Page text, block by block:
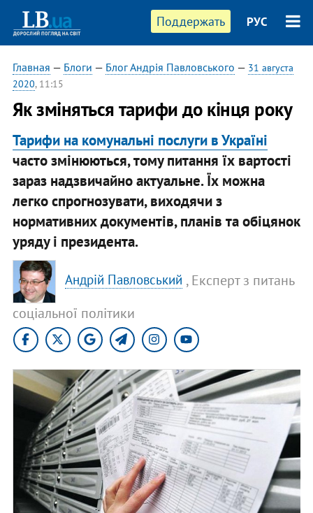
Поддержать РУС
Главная — Блоги — Блог Андрія Павловського — 31 августа
2020, 11:15
Як зміняться тарифи до кінця року
Тарифи на комунальні послуги в Україні
часто змінюються, тому питання їх вартості
зараз надзвичайно актуальне. Їх можна
легко спрогнозувати, виходячи з
нормативних документів, планів та обіцянок
уряду і президента.
Андрій Павловський , Експерт з питань
соціальної політики